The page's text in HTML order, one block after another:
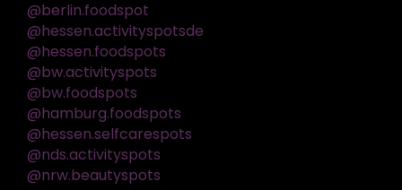
@berlin.foodspot
@hessen.activityspotsde
@hessen.foodspots
@bw.activityspots
@bw.foodspots
@hamburg.foodspots
@hessen.selfcarespots
@nds.activityspots
@nrw.beautyspots